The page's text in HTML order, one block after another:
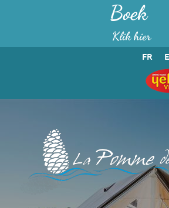
Boek
Klik hier
FR